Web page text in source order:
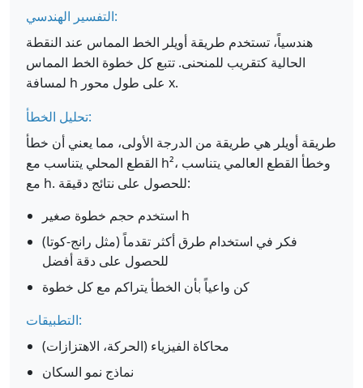
التفسير الهندسي:
هندسياً، تستخدم طريقة أويلر الخط المماس عند النقطة
الحالية كتقريب للمنحنى. تتبع كل خطوة الخط المماس
لمسافة h على طول محور x.
تحليل الخطأ:
طريقة أويلر هي طريقة من الدرجة الأولى، مما يعني أن خطأ
القطع المحلي يتناسب مع h²، وخطأ القطع العالمي يتناسب
مع h. للحصول على نتائج دقيقة:
استخدم حجم خطوة صغير h
فكر في استخدام طرق أكثر تقدماً (مثل رانج-كوتا)
للحصول على دقة أفضل
كن واعياً بأن الخطأ يتراكم مع كل خطوة
التطبيقات:
محاكاة الفيزياء (الحركة، الاهتزازات)
نماذج نمو السكان